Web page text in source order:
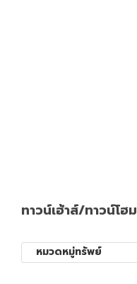
ทาวน์เฮ้าส์/ทาวน์โฮม
หมวดหมู่ทรัพย์